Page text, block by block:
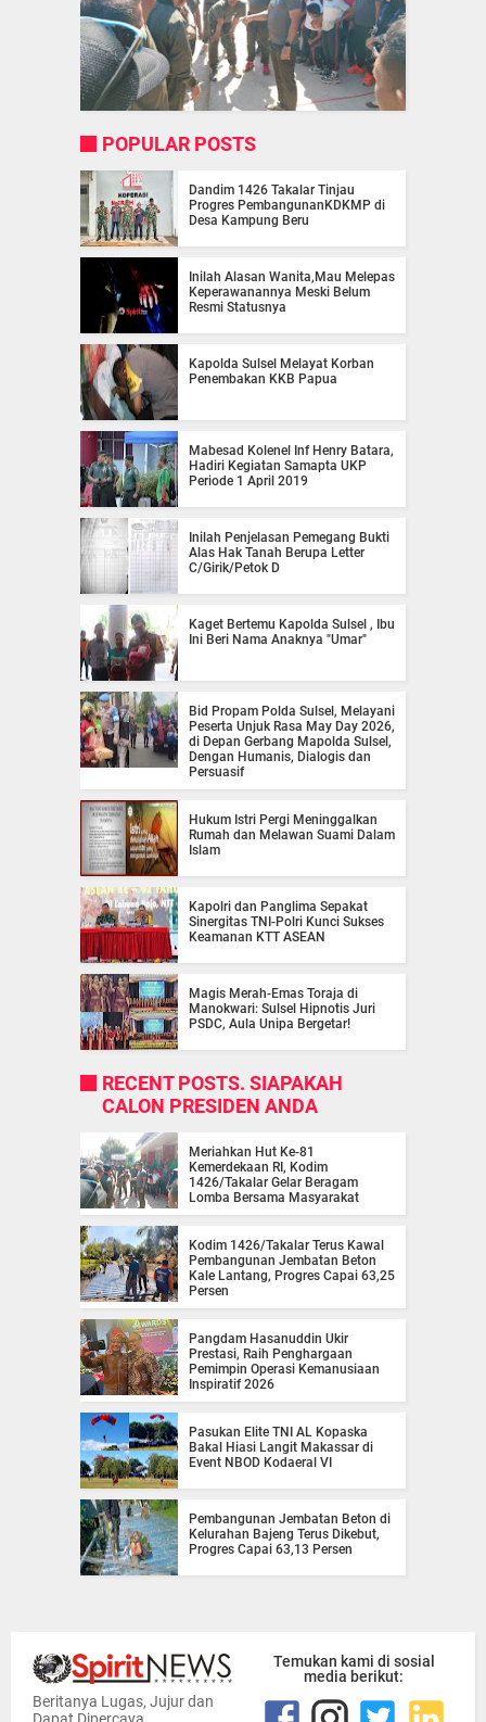
POPULAR POSTS
Dandim 1426 Takalar Tinjau
Progres PembangunanKDKMP di
Desa Kampung Beru
Inilah Alasan Wanita,Mau Melepas
Keperawanannya Meski Belum
Resmi Statusnya
Kapolda Sulsel Melayat Korban
Penembakan KKB Papua
Mabesad Kolenel Inf Henry Batara,
Hadiri Kegiatan Samapta UKP
Periode 1 April 2019
Inilah Penjelasan Pemegang Bukti
Alas Hak Tanah Berupa Letter
C/Girik/Petok D
Kaget Bertemu Kapolda Sulsel , Ibu
Ini Beri Nama Anaknya "Umar"
Bid Propam Polda Sulsel, Melayani
Peserta Unjuk Rasa May Day 2026,
di Depan Gerbang Mapolda Sulsel,
Dengan Humanis, Dialogis dan
Persuasif
Hukum Istri Pergi Meninggalkan
Rumah dan Melawan Suami Dalam
Islam
Kapolri dan Panglima Sepakat
Sinergitas TNI-Polri Kunci Sukses
Keamanan KTT ASEAN
Magis Merah-Emas Toraja di
Manokwari: Sulsel Hipnotis Juri
PSDC, Aula Unipa Bergetar!
RECENT POSTS. SIAPAKAH
CALON PRESIDEN ANDA
Meriahkan Hut Ke-81
Kemerdekaan RI, Kodim
1426/Takalar Gelar Beragam
Lomba Bersama Masyarakat
Kodim 1426/Takalar Terus Kawal
Pembangunan Jembatan Beton
Kale Lantang, Progres Capai 63,25
Persen
Pangdam Hasanuddin Ukir
Prestasi, Raih Penghargaan
Pemimpin Operasi Kemanusiaan
Inspiratif 2026
Pasukan Elite TNI AL Kopaska
Bakal Hiasi Langit Makassar di
Event NBOD Kodaeral VI
Pembangunan Jembatan Beton di
Kelurahan Bajeng Terus Dikebut,
Progres Capai 63,13 Persen
Beritanya Lugas, Jujur dan
Temukan kami di sosial
media berikut: